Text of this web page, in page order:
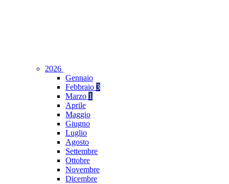
2026
Gennaio
Febbraio 3
Marzo 1
Aprile
Maggio
Giugno
Luglio
Agosto
Settembre
Ottobre
Novembre
Dicembre